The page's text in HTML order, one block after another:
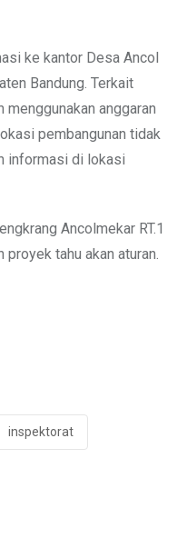
ke kantor Desa Ancol
Bandung. Terkait
menggunakan anggaran
pembangunan tidak
informasi di lokasi
Ancolmekar RT.1
proyek tahu akan aturan.
inspektorat